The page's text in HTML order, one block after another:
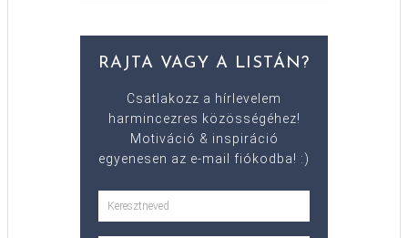
RAJTA VAGY A LISTÁN?
Csatlakozz a hírlevelem
harmincezres közösségéhez!
Motiváció & inspiráció
egyenesen az e-mail fiókodba! :)